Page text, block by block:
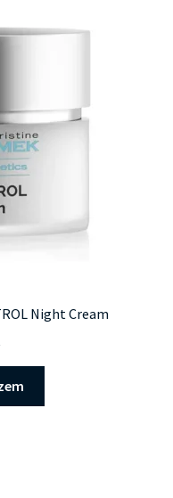
Night Cream